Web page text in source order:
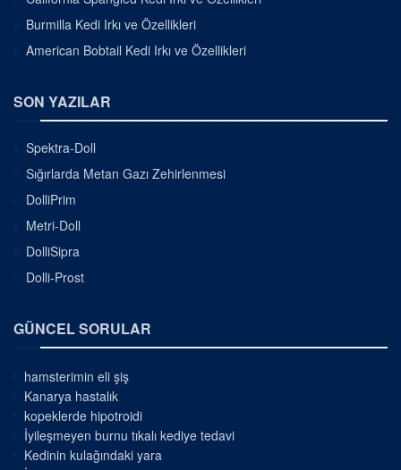
Burmilla Kedi Irkı ve Özellikleri
American Bobtail Kedi Irkı ve Özellikleri
SON YAZILAR
Spektra-Doll
Sığırlarda Metan Gazı Zehirlenmesi
DolliPrim
Metri-Doll
DolliSipra
Dolli-Prost
GÜNCEL SORULAR
hamsterimin eli şiş
Kanarya hastalık
kopeklerde hipotroidi
İyileşmeyen burnu tıkalı kediye tedavi
Kedinin kulağındaki yara